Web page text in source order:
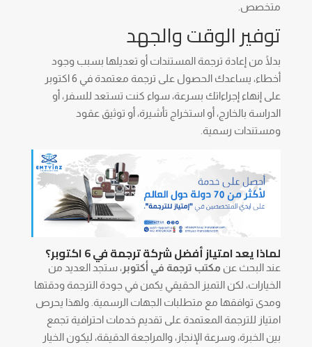
متخصص.
توفير الوقت والجهد
بدلًا من إعادة ترجمة المستندات أو تعديلها بسبب وجود
أخطاء، يساعدك الحصول على ترجمة معتمدة في 6 اكتوبر
على إنهاء إجراءاتك بسرعة، سواء كنت تستعد للسفر، أو
الدراسة بالخارج، أو استخراج تأشيرة، أو توثيق عقود
ومستندات رسمية.
لماذا يعد امتياز أفضل شركة ترجمة في 6 اكتوبر؟
عند البحث عن مكتب ترجمة في أكتوبر ، ستجد العديد من
الخيارات، لكن التميز الحقيقي يكمن في جودة الترجمة ودقتها
ومدى توافقها مع متطلبات الجهات الرسمية. ولهذا يحرص
امتياز للترجمة المعتمدة على تقديم خدمات احترافية تجمع
بين الخبرة، وسرعة الإنجاز، والمراجعة الدقيقة، ليكون الخيار